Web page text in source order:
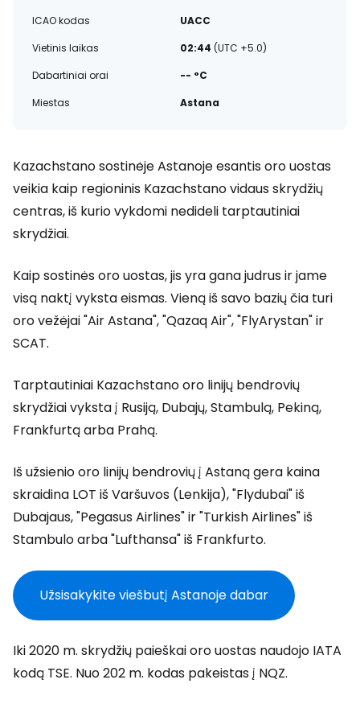
ICAO kodas
UACC
Vietinis laikas
02:44 (UTC +5.0)
Dabartiniai orai
-- °C
Miestas
Astana
Kazachstano sostinėje Astanoje esantis oro uostas
veikia kaip regioninis Kazachstano vidaus skrydžių
centras, iš kurio vykdomi nedideli tarptautiniai
skrydžiai.
Kaip sostinės oro uostas, jis yra gana judrus ir jame
visą naktį vyksta eismas. Vieną iš savo bazių čia turi
oro vežėjai "Air Astana", "Qazaq Air", "FlyArystan" ir
SCAT.
Tarptautiniai Kazachstano oro linijų bendrovių
skrydžiai vyksta į Rusiją, Dubajų, Stambulą, Pekiną,
Frankfurtą arba Prahą.
Iš užsienio oro linijų bendrovių į Astaną gera kaina
skraidina LOT iš Varšuvos (Lenkija), "Flydubai" iš
Dubajaus, "Pegasus Airlines" ir "Turkish Airlines" iš
Stambulo arba "Lufthansa" iš Frankfurto.
Užsisakykite viešbutį Astanoje dabar
Iki 2020 m. skrydžių paieškai oro uostas naudojo IATA
kodą TSE. Nuo 202 m. kodas pakeistas į NQZ.